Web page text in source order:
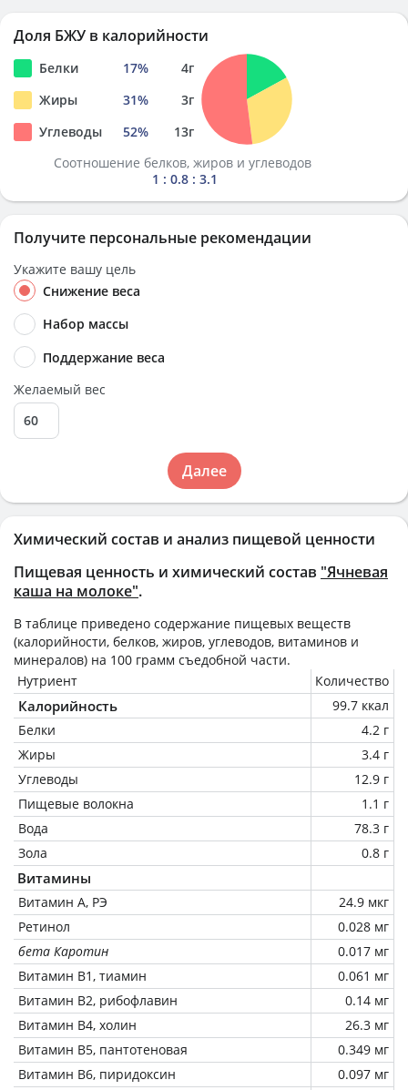
Химический состав и анализ пищевой ценности
Пищевая ценность и химический состав "Ячневая
каша на молоке".
В таблице приведено содержание пищевых веществ
(калорийности, белков, жиров, углеводов, витаминов и
минералов) на 100 грамм съедобной части.
Нутриент
Количество
Калорийность
99.7 ккал
Белки
4.2 г
Жиры
3.4 г
Углеводы
12.9 г
Пищевые волокна
1.1 г
Вода
78.3 г
Зола
0.8 г
Витамины
Витамин А, РЭ
24.9 мкг
Ретинол
0.028 мг
бета Каротин
0.017 мг
Витамин В1, тиамин
0.061 мг
Витамин В2, рибофлавин
0.14 мг
Витамин В4, холин
26.3 мг
Витамин В5, пантотеновая
0.349 мг
Витамин В6, пиридоксин
0.097 мг
Доля БЖУ в калорийности
Белки 17% 4г
Жиры
31% 3г
Углеводы
52% 13г
Соотношение белков, жиров и углеводов
1 : 0.8 : 3.1
Получите персональные рекомендации
Укажите вашу цель
Снижение веса
Набор массы
Поддержание веса
Желаемый вес
Далее